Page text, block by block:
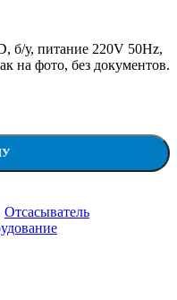
б/у, питание 220V 50Hz,
на фото, без документов.
7A-23D, б/у
Отсасыватель